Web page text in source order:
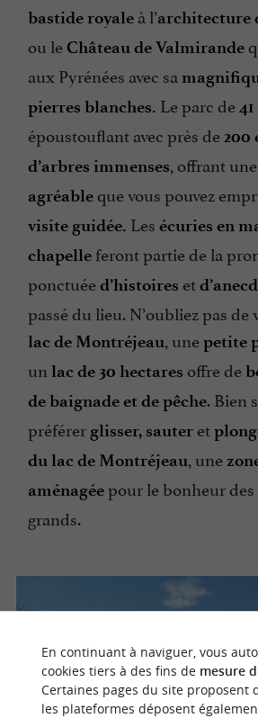
bastide royale à l’architecture
ou leChâteau de Valmirande
aux Pyrénées avec sa
pierres blanches. Le parc de
époustouflant avec près de200
d’arbres immenses, offrant une
agréableque vous pouvez
visite guidée. Les écuries en
chapelle feront partie de la
ponctuéed’histoires et
passé du lieu. N’oubliez pas de
lac de Montréjeau, unepetite
un lac de 30 hectares offre de
de baignade et de pêche. Bien
préférer glisser, sauter et
du lac de Montréjeau, une
aménagéepour le bonheur
grands.
En continuant à naviguer, vous
cookies tiers à des fins de mesure
Certaines pages du site proposent
les plateformes déposent